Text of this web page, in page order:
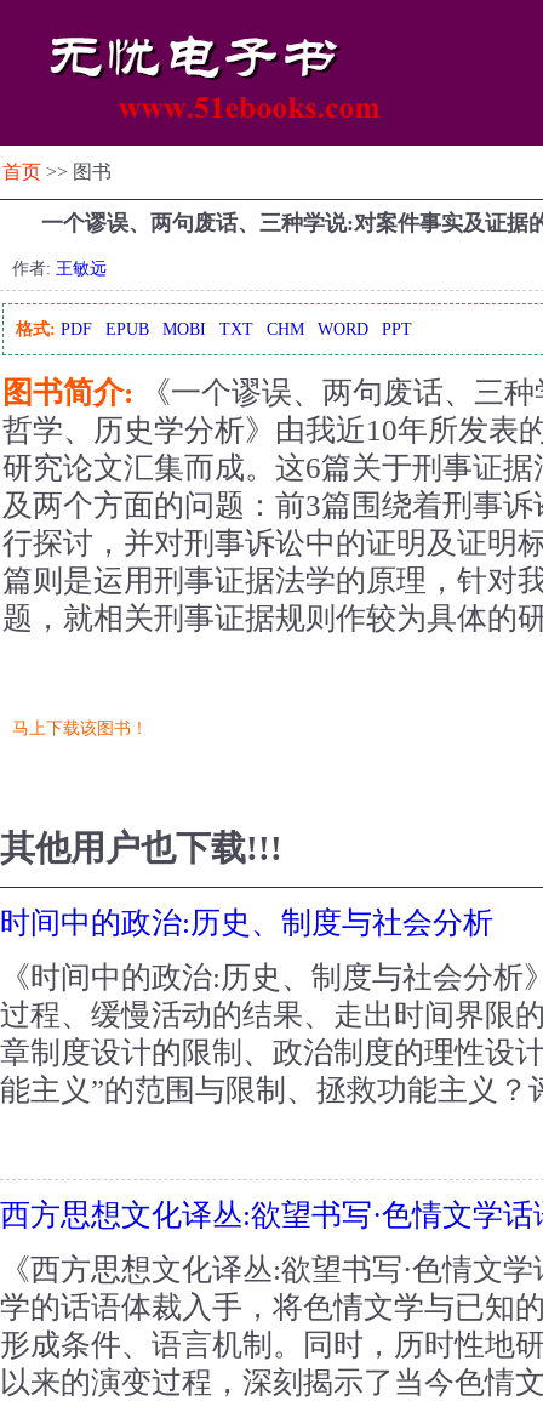
首页 >> 图书
一个谬误、两句废话、三种学说:对案件事实及证据
作者: 王敏远
格式: PDF EPUB MOBI TXT CHM WORD PPT
图书简介: 《一个谬误、两句废话、三
哲学、历史学分析》由我近10年所发表
研究论文汇集而成。这6篇关于刑事证
及两个方面的问题：前3篇围绕着刑事
行探讨，并对刑事诉讼中的证明及证明
篇则是运用刑事证据法学的原理，针对
题，就相关刑事证据规则作较为具体的
马上下载该图书！
其他用户也下载!!!
时间中的政治:历史、制度与社会分析
《时间中的政治:历史、制度与社会分
过程、缓慢活动的结果、走出时间界限
章制度设计的限制、政治制度的理性设
能主义”的范围与限制、拯救功能主义？
西方思想文化译丛:欲望书写·色情文学话
《西方思想文化译丛:欲望书写·色情文
学的话语体裁入手，将色情文学与已知
形成条件、语言机制。同时，历时性地
以来的演变过程，深刻揭示了当今色情